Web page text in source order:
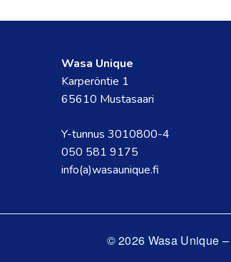
Wasa Unique
Karperöntie 1
65610 Mustasaari
Y-tunnus 3010800-4
050 581 9175
info(a)wasaunique.fi
© 2026 Wasa Unique –